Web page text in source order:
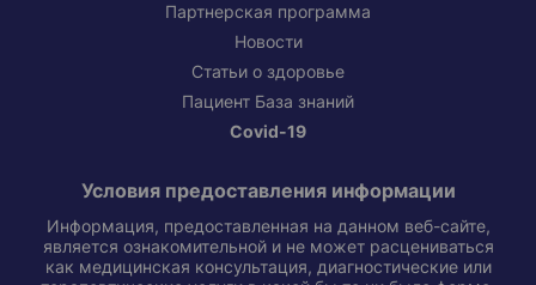
Партнерская программа
Новости
Статьи о здоровье
Пациент База знаний
Covid-19
Условия предоставления информации
Информация, предоставленная на данном веб-сайте,
является ознакомительной и не может расцениваться
как медицинская консультация, диагностические или